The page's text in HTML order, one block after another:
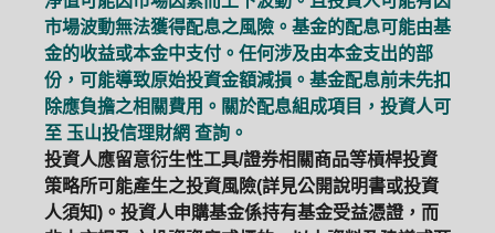
市場波動無法獲得配息之風險。基金的配息可能由基
金的收益或本金中支付。任何涉及由本金支出的部
份，可能導致原始投資金額減損。基金配息前未先扣
除應負擔之相關費用。關於配息組成項目，投資人可
至 玉山投信理財網 查詢。
投資人應留意衍生性工具/證券相關商品等槓桿投資
策略所可能產生之投資風險(詳見公開說明書或投資
人須知)。投資人申購基金係持有基金受益憑證，而